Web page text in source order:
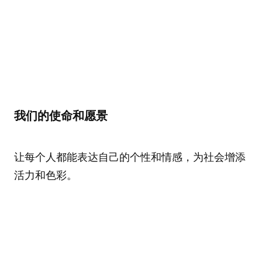
我们的使命和愿景
让每个人都能表达自己的个性和情感，为社会增添
活力和色彩。